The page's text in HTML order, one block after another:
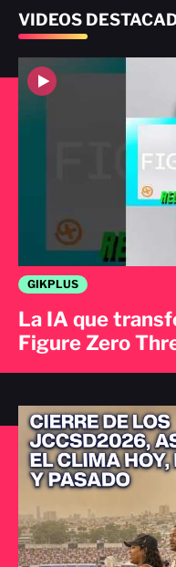
VIDEOS
GIKPLUS
La IA que
Figure Zero